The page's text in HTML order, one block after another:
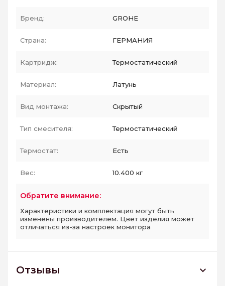
Бренд: GROHE
Страна: ГЕРМАНИЯ
Картридж: Термостатический
Материал: Латунь
Вид монтажа: Скрытый
Тип смесителя: Термостатический
Термостат: Есть
Вес: 10.400 кг
Обратите внимание:
Характеристики и комплектация могут быть
изменены производителем. Цвет изделия может
отличаться из-за настроек монитора
Отзывы